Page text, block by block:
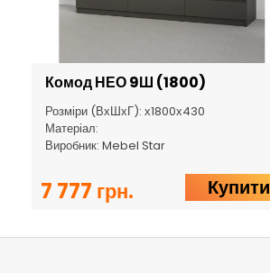
Комод НЕО 9Ш (1800)
Розміри (ВхШхГ): х1800х430
Матеріал:
Виробник: Mebel Star
7 777 грн. Купити